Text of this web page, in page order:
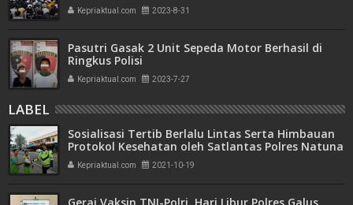
Kepriaktual.com 2023-8-31
Pasutri Gasak 2 Unit Sepeda Motor Berhasil di
Ringkus Polisi
Kepriaktual.com 2023-7-27
LABEL
Sosialisasi Tertib Berlalu Lintas Serta Himbauan
Protokol Kesehatan oleh Satlantas Polres Natuna
Kepriaktual.com 2021-10-19
Gerai Vaksin TNI-Polri, Hari Libur Polres Galus